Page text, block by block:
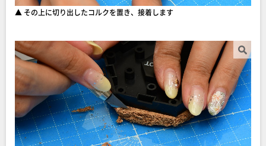
▲ その上に切り出したコルクを置き、接着します